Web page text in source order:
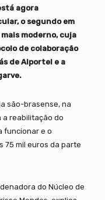
agora
o segundo em
moderno, cuja
de colaboração
de Alportel e a
são-brasense, na
a reabilitação do
funcionar e o
75 mil euros da parte
do Núcleo de